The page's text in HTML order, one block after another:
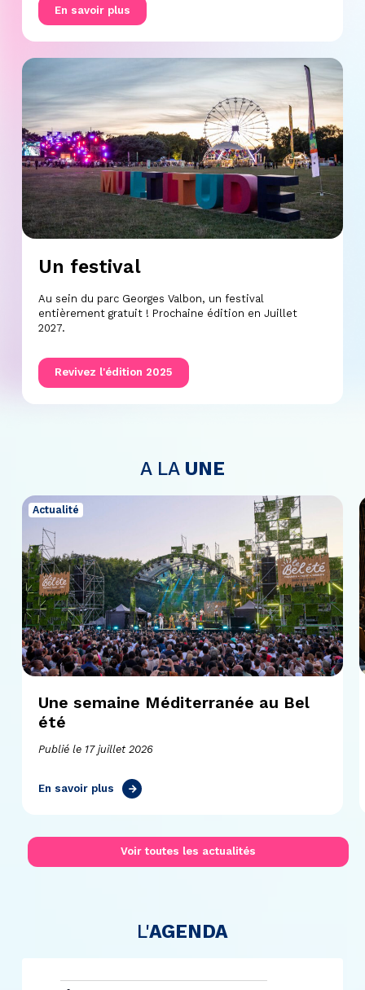
En savoir plus
Un festival
Au sein du parc Georges Valbon, un festival
entièrement gratuit ! Prochaine édition en Juillet
2027.
Revivez l'édition 2025
A LA UNE
Actualité
Une semaine Méditerranée au Bel
été
Publié le 17 juillet 2026
En savoir plus
Voir toutes les actualités
L'AGENDA